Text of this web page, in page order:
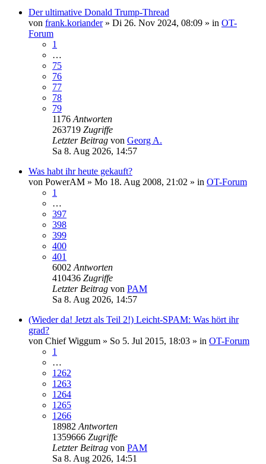
Der ultimative Donald Trump-Thread
von frank.koriander» Di 26. Nov 2024, 08:09 » in OT-
Forum
1
…
75
76
77
78
79
1176 Antworten
263719 Zugriffe
Letzter Beitrag von Georg A.
Sa 8. Aug 2026, 14:57
Was habt ihr heute gekauft?
von PowerAM » Mo 18. Aug 2008, 21:02 » in OT-Forum
1
…
397
398
399
400
401
6002 Antworten
410436 Zugriffe
Letzter Beitrag von PAM
Sa 8. Aug 2026, 14:57
(Wieder da! Jetzt als Teil 2!) Leicht-SPAM: Was hört ihr
grad?
von Chief Wiggum » So 5. Jul 2015, 18:03 » in OT-Forum
1
…
1262
1263
1264
1265
1266
18982 Antworten
1359666 Zugriffe
Letzter Beitrag von PAM
Sa 8. Aug 2026, 14:51